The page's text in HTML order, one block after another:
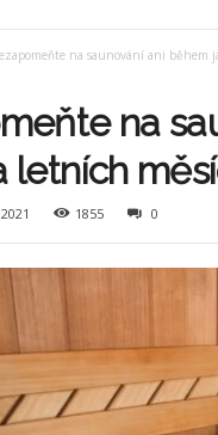
na saunování ani během
na
letních
1855 0